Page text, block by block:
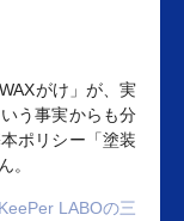
がけ」が、実
う事実からも分
ポリシー「塗装
。
LABOの三